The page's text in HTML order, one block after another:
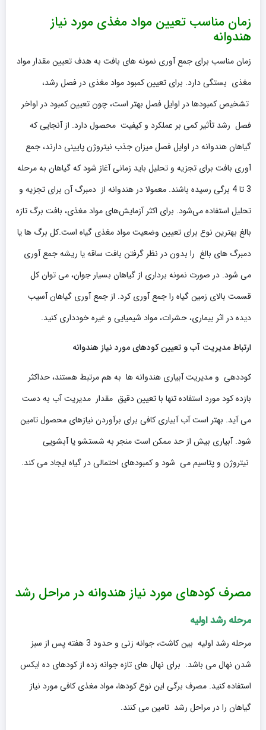
زمان مناسب تعیین مواد مغذی مورد نیاز
هندوانه
زمان مناسب برای جمع آوری نمونه های بافت به هدف تعیین مقدار مواد
مغذی بستگی دارد. برای تعیین کمبود مواد مغذی در فصل رشد،
تشخیص کمبودها در اوایل فصل بهتر است، چون تعیین کمبود در اواخر
فصل رشد تأثیر کمی بر عملکرد و کیفیت محصول دارد. از آنجایی که
گیاهان هندوانه در اوایل فصل میزان جذب نیتروژن پایینی دارند، جمع
آوری بافت برای تجزیه و تحلیل باید زمانی آغاز شود که گیاهان به مرحله
3 تا 4 برگی رسیده باشند. معمولا در هندوانه از دمبرگ آن برای تجزیه و
تحلیل استفاده می‌شود. برای اکثر آزمایش‌های مواد مغذی، بافت برگ تازه
بالغ بهترین نوع برای تعیین وضعیت مواد مغذی گیاه است.کل برگ ها یا
دمبرگ های بالغ را بدون در نظر گرفتن بافت ساقه یا ریشه جمع آوری
می شود. در صورت نمونه برداری از گیاهان بسیار جوان، می توان کل
قسمت بالای زمین گیاه را جمع آوری کرد. از جمع آوری گیاهان آسیب
دیده در اثر بیماری، حشرات، مواد شیمیایی و غیره خودداری کنید.
ارتباط مدیریت آب و تعیین کودهای مورد نیاز هندوانه
کوددهی و مدیریت آبیاری هندوانه ها به هم مرتبط هستند، حداکثر
بازده کود مورد استفاده تنها با تعیین دقیق مقدار مدیریت آب به دست
می آید. بهتر است آب آبیاری کافی برای برآوردن نیازهای محصول تامین
شود. آبیاری بیش از حد ممکن است منجر به شستشو یا آبشویی
نیتروژن و پتاسیم می شود و کمبودهای احتمالی در گیاه ایجاد می کند.
مصرف کودهای مورد نیاز هندوانه در مراحل رشد
مرحله رشد اولیه
مرحله رشد اولیه بین کاشت، جوانه زنی و حدود 3 هفته پس از سبز
شدن نهال می باشد. برای نهال های تازه جوانه زده از کودهای ده ایکس
استفاده کنید. مصرف برگی این نوع کودها، مواد مغذی کافی مورد نیاز
گیاهان را در مراحل رشد تامین می کنند.